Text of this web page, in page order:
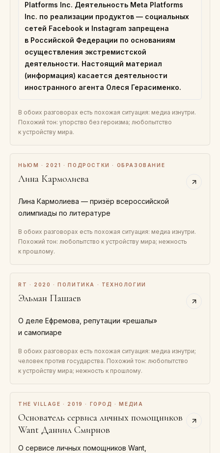
Platforms Inc. Деятельность Meta Platforms
Inc. по реализации продуктов — социальных
сетей Facebook и Instagram запрещена
в Российской Федерации по основаниям
осуществления экстремистской
деятельности. Настоящий материал
(информация) касается деятельности
иностранного агента Олеся Герасименко.
В обоих разговорах есть похожая ситуация: медиа изнутри.
Похожий тон: упорство без героизма; любопытство
к устройству мира.
НЬЮМ · 2021 · ПОДРОСТКИ · ОБРАЗОВАНИЕ
Лина Кармолиева
Лина Кармолиева — призёр всероссийской
олимпиады по литературе
В обоих разговорах есть похожая ситуация: медиа изнутри.
Похожий тон: любопытство к устройству мира; нежность
к прошлому.
RT · 2020 · ПОЛИТИКА · ТЕХНОЛОГИИ
Эльман Пашаев
О деле Ефремова, репутации «решалы»
и самопиаре
В обоих разговорах есть похожая ситуация: медиа изнутри;
человек против государства. Похожий тон: любопытство
к устройству мира; нежность к прошлому.
THE VILLAGE · 2019 · ГОРОД · МЕДИА
Основатель сервиса личных помощников
Want Даниил Смирнов
О сервисе личных помощников Want,